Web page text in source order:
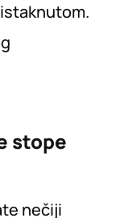
stope
nečiji